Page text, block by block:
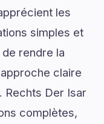
les
simples et
rendre la
claire
Rechts Der Isar
complètes,